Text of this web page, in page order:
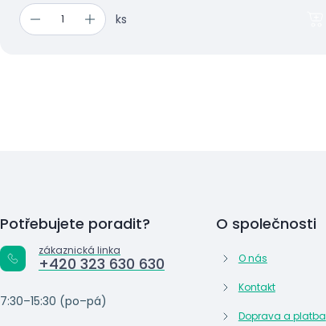
ks
Potřebujete poradit?
zákaznická linka
+420 323 630 630
7:30–15:30 (po–pá)
O společnosti
O nás
Kontakt
Doprava a platba